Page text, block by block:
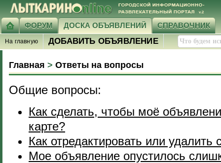
ФОРУМ ДОСКА ОБЪЯВЛЕНИЙ СПРАВОЧНИК
На главную ДОБАВИТЬ ОБЪЯВЛЕНИЕ
Главная > Ответы на вопросы
Общие вопросы:
Как сделать, чтобы моё
карте?
Как отредактировать или удалить
Мое объявление опустилось